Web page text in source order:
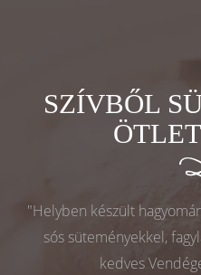
SZÍVBŐL
"Helyben készült
sós süteményekkel,
kedves